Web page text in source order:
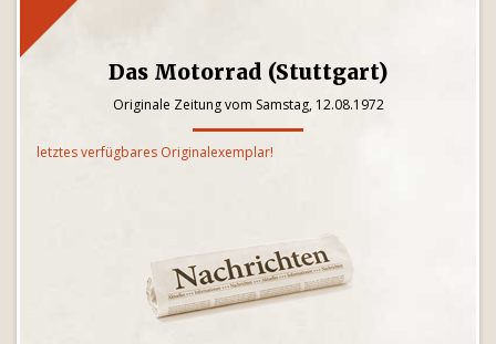
Das Motorrad (Stuttgart)
Originale Zeitung vom Samstag, 12.08.1972
letztes verfügbares Originalexemplar!